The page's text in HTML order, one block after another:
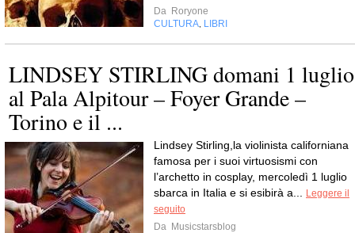
Da Roryone
CULTURA LIBRI
LINDSEY STIRLING domani 1 luglio
al Pala Alpitour – Foyer Grande –
Torino e il ...
Lindsey Stirling,la violinista californiana
famosa per i suoi virtuosismi con
l’archetto in cosplay, mercoledì 1 luglio
sbarca in Italia e si esibirà a...
Leggere il
seguito
Da Musicstarsblog